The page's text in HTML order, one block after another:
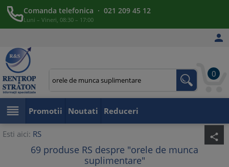
Comanda telefonica · 021 209 45 12
Luni – Vineri, 08:30 – 17:00

0
 Promotii Noutati Reduceri
Esti aici: RS share
69 produse RS despre "orele de munca
suplimentare"